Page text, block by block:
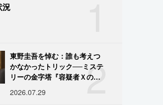
況
2
東野圭吾を悼む：誰も考えつ
かなかったトリック──ミステ
リーの金字塔『容疑者Ｘの献
2026.07.29